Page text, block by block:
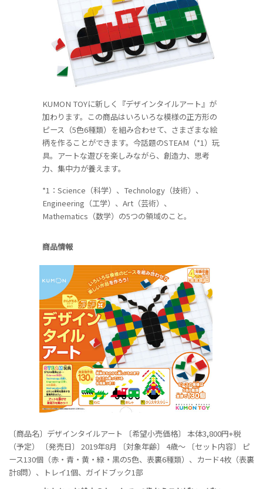
KUMON TOYに新しく『デザインタイルアート』が
加わります。この商品はいろいろな模様の正方形の
ピース（5色6種類）を組み合わせて、さまざまな絵
柄を作ることができます。今話題のSTEAM（*1）玩
具。アートな遊びを楽しみながら、創造力、思考
力、集中力が養えます。
*1：Science（科学）、Technology（技術）、
Engineering（工学）、Art（芸術）、
Mathematics（数学）の5つの領域のこと。
商品情報
〔商品名〕デザインタイルアート
〔希望小売価格〕 本体3,800円+税
（予定）
〔発売日〕 2019年8月 〔対象年齢〕 4歳～ 〔セット内容〕
ピ
ース130個（赤・青・黄・緑・黒の5色、表裏6種類）、カード4枚（表裏
計8問）、トレイ1個、ガイドブック1部